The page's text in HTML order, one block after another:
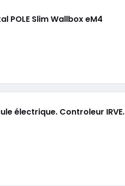
POLE Slim Wallbox eM4
électrique. Controleur IRVE.